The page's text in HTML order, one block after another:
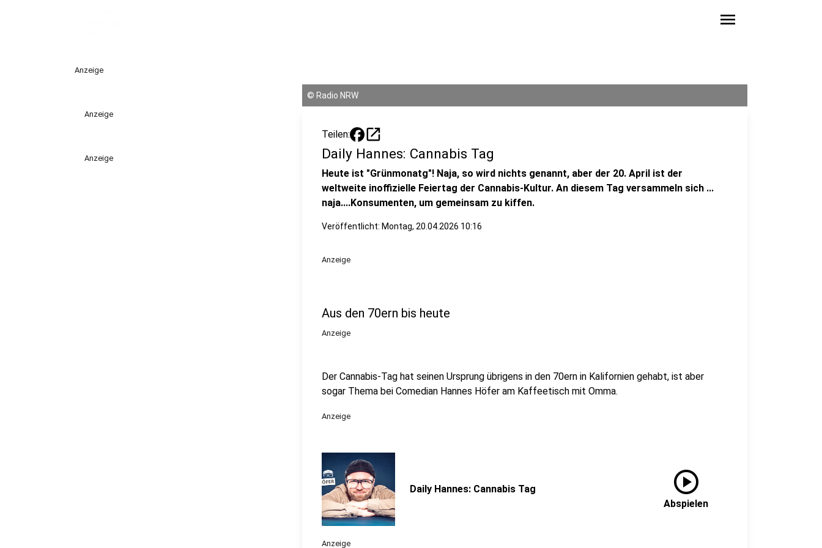
menu
Anzeige
Anzeige
Anzeige
© Radio NRW
Teilen: open_in_new
Daily Hannes: Cannabis Tag
Heute ist "Grünmonatg"! Naja, so wird nichts genannt, aber der 20. April ist der
weltweite inoffizielle Feiertag der Cannabis-Kultur. An diesem Tag versammeln sich ...
naja....Konsumenten, um gemeinsam zu kiffen.
Veröffentlicht: Montag, 20.04.2026 10:16
Anzeige
Aus den 70ern bis heute
Anzeige
Der Cannabis-Tag hat seinen Ursprung übrigens in den 70ern in Kalifornien gehabt, ist aber
sogar Thema bei Comedian Hannes Höfer am Kaffeetisch mit Omma.
Anzeige
Daily Hannes: Cannabis Tag play_circle
Abspielen
Anzeige